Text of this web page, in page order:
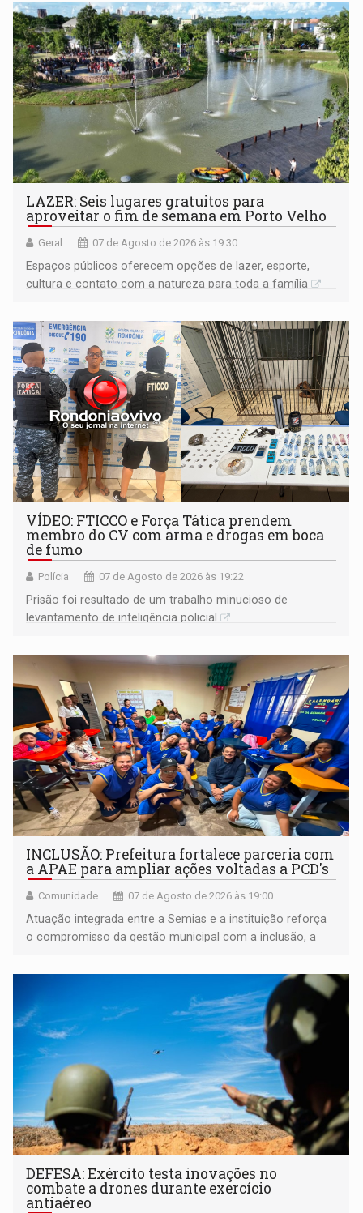
LAZER: Seis lugares gratuitos para
aproveitar o fim de semana em Porto Velho
Geral 07 de Agosto de 2026 às 19:30
Espaços públicos oferecem opções de lazer, esporte,
cultura e contato com a natureza para toda a família
VÍDEO: FTICCO e Força Tática prendem
membro do CV com arma e drogas em boca
de fumo
Polícia 07 de Agosto de 2026 às 19:22
Prisão foi resultado de um trabalho minucioso de
levantamento de inteligência policial
INCLUSÃO: Prefeitura fortalece parceria com
a APAE para ampliar ações voltadas a PCD's
Comunidade 07 de Agosto de 2026 às 19:00
Atuação integrada entre a Semias e a instituição reforça
o compromisso da gestão municipal com a inclusão, a
DEFESA: Exército testa inovações no
combate a drones durante exercício
antiaéreo